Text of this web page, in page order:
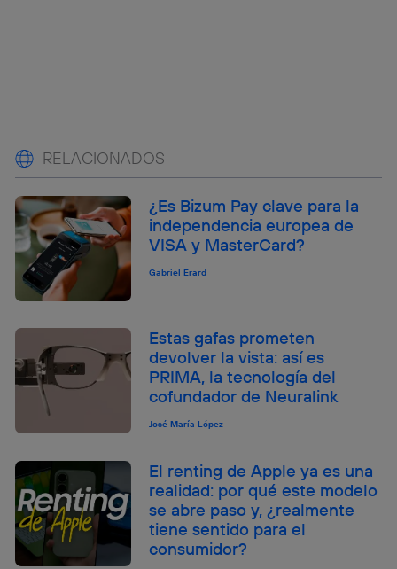
RELACIONADOS
¿Es Bizum Pay clave para la
independencia europea de
VISA y MasterCard?
Gabriel Erard
Estas gafas prometen
devolver la vista: así es
PRIMA, la tecnología del
cofundador de Neuralink
José María López
El renting de Apple ya es una
realidad: por qué este modelo
se abre paso y, ¿realmente
tiene sentido para el
consumidor?